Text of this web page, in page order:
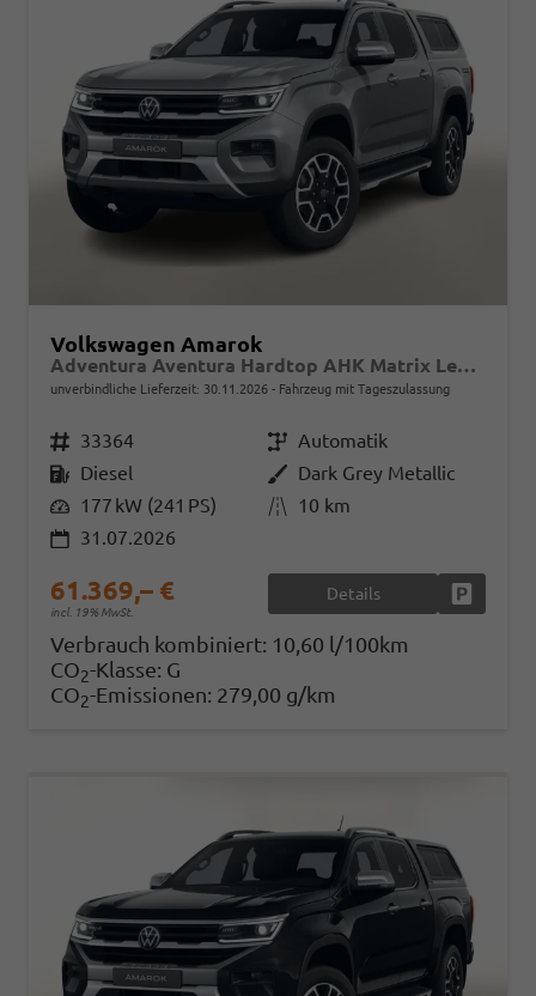
Volkswagen Amarok
Adventura Aventura Hardtop AHK Matrix Leder 20"LM
unverbindliche Lieferzeit: 30.11.2026 Fahrzeug mit Tageszulassung
Fahrzeugnr. 33364 GetriebeAutomatik
Kraftstoff Diesel AußenfarbeDark Grey Metallic
Leistung 177 kW (241 PS) Kilometerstand 10 km
31.07.2026
61.369,– €
incl. 19% MwSt.
Details
Verbrauch kombiniert: 10,60 l/100km
CO2-Klasse: G
CO2-Emissionen: 279,00 g/km